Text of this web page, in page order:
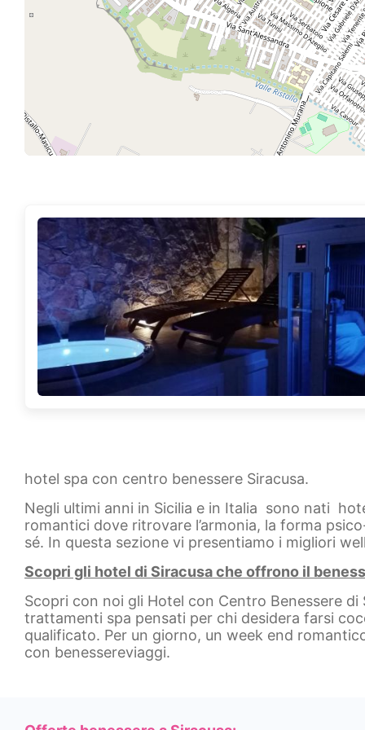
hotel spa con centro benessere Siracusa.
Negli ultimi anni in Sicilia e in Italia sono nati
romantici dove ritrovare l’armonia, la forma
sé. In questa sezione vi presentiamo i migliori
Scopri gli hotel di Siracusa che offrono il
Scopri con noi gli Hotel con Centro Benessere
trattamenti spa pensati per chi desidera farsi
qualificato. Per un giorno, un week end
con benessereviaggi.